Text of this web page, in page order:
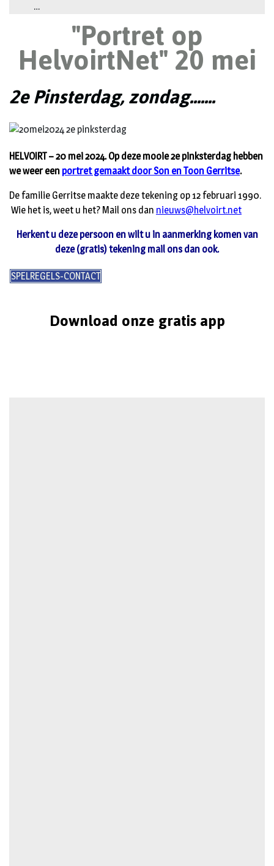
…
"Portret op
HelvoirtNet" 20 mei
2e Pinsterdag, zondag.......
HELVOIRT – 20 mei 2024. Op deze mooie 2e pinksterdag hebben
we weer een portret gemaakt door Son en Toon Gerritse.
De familie Gerritse maakte deze tekening op 12 februari 1990.
Wie het is, weet u het? Mail ons dan nieuws@helvoirt.net
Herkent u deze persoon en wilt u in aanmerking komen van
deze (gratis) tekening mail ons dan ook.
SPELREGELS-CONTACT
Download onze gratis app